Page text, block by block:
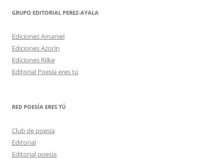
GRUPO EDITORIAL PEREZ-AYALA
Ediciones Amaniel
Ediciones Azorín
Ediciones Rilke
Editorial Poesía eres tú
RED POESÍA ERES TÚ
Club de poesia
Editorial
Editorial poesía